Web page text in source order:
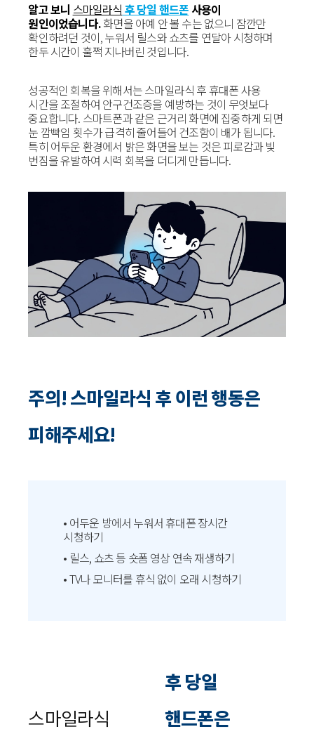
알고 보니 스마일라식 후 당일 핸드폰 사용이
원인이었습니다.화면을 아예 안 볼 수는 없으니 잠깐만
확인하려던 것이, 누워서 릴스와 쇼츠를 연달아 시청하며
한두 시간이 훌쩍 지나버린 것입니다.
성공적인 회복을 위해서는 스마일라식 후 휴대폰 사용
시간을 조절하여 안구건조증을 예방하는 것이 무엇보다
중요합니다. 스마트폰과 같은 근거리 화면에 집중하게 되면
눈 깜빡임 횟수가 급격히 줄어들어 건조함이 배가 됩니다.
특히 어두운 환경에서 밝은 화면을 보는 것은 피로감과 빛
번짐을 유발하여 시력 회복을 더디게 만듭니다.
주의! 스마일라식 후 이런 행동은
피해주세요!
• 어두운 방에서 누워서 휴대폰 장시간
시청하기
• 릴스, 쇼츠 등 숏폼 영상 연속 재생하기
• TV나 모니터를 휴식 없이 오래 시청하기
스마일라식
후 당일
핸드폰은